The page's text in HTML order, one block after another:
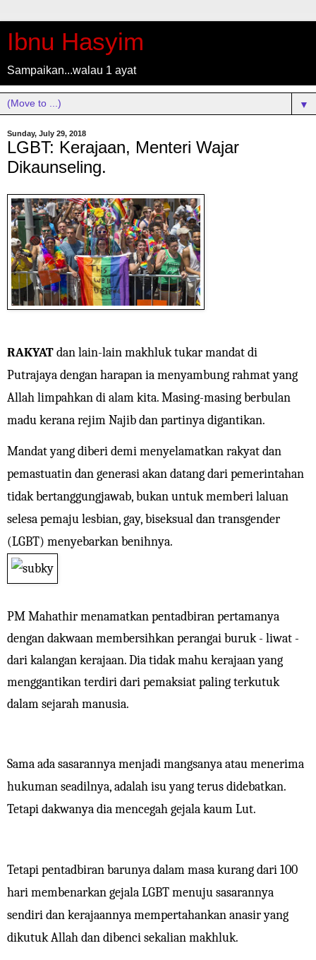
Ibnu Hasyim
Sampaikan...walau 1 ayat
▼
Sunday, July 29, 2018
LGBT: Kerajaan, Menteri Wajar
Dikaunseling.
RAKYATdan lain-lain makhluk tukar mandat di
Putrajaya dengan harapan ia menyambung rahmat yang
Allah limpahkan di alam kita. Masing-masing berbulan
madu kerana rejim Najib dan partinya digantikan.
Mandat yang diberi demi menyelamatkan rakyat dan
pemastuatin dan generasi akan datang dari pemerintahan
tidak bertanggungjawab, bukan untuk memberi laluan
selesa pemaju lesbian, gay, biseksual dan transgender
(LGBT) menyebarkan benihnya.
PM Mahathir menamatkan pentadbiran pertamanya
dengan dakwaan membersihkan perangai buruk - liwat -
dari kalangan kerajaan. Dia tidak mahu kerajaan yang
menggantikan terdiri dari pemaksiat paling terkutuk
dalam sejarah manusia.
Sama ada sasarannya menjadi mangsanya atau menerima
hukuman seadilnya, adalah isu yang terus didebatkan.
Tetapi dakwanya dia mencegah gejala kaum Lut.
Tetapi pentadbiran barunya dalam masa kurang dari 100
hari membenarkan gejala LGBT menuju sasarannya
sendiri dan kerajaannya mempertahankan anasir yang
dikutuk Allah dan dibenci sekalian makhluk.